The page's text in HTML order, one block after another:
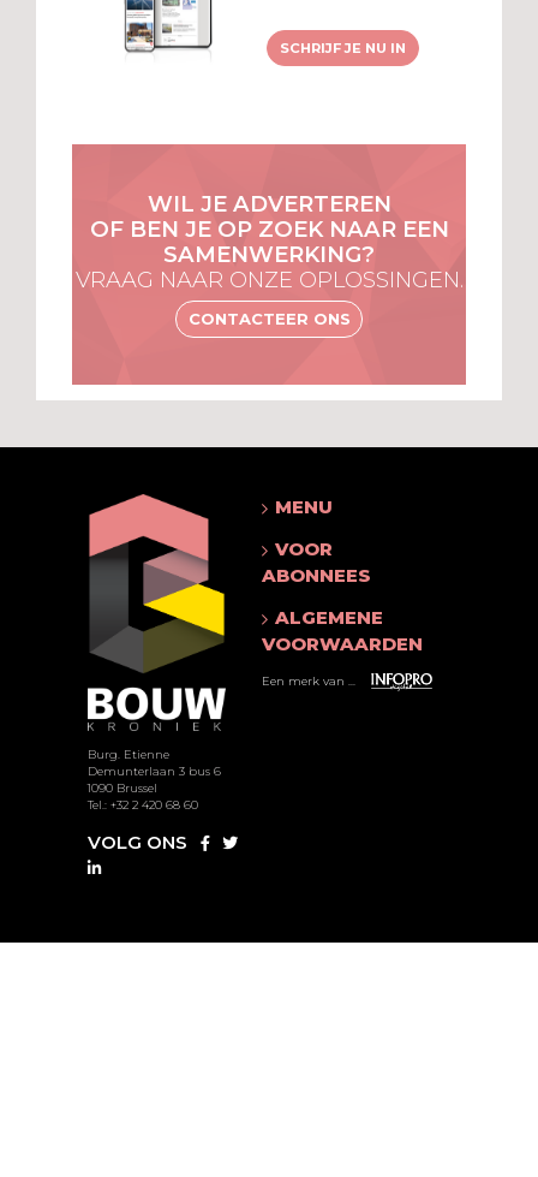
SCHRIJF JE NU IN
WIL JE ADVERTEREN
OF BEN JE OP ZOEK NAAR EEN
SAMENWERKING?
VRAAG NAAR ONZE OPLOSSINGEN.
CONTACTEER ONS
Burg. Etienne
Demunterlaan 3 bus 6
1090 Brussel
Tel.: +32 2 420 68 60
VOLG ONS
MENU
VOOR
ABONNEES
ALGEMENE
VOORWAARDEN
Een merk van ...